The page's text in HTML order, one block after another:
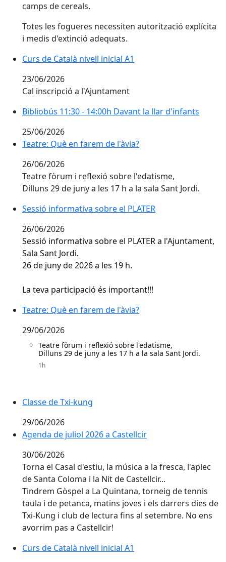
camps de cereals.
Totes les fogueres necessiten autorització explícita
i medis d'extinció adequats.
Curs de Català nivell inicial A1
23/06/2026
Cal inscripció a l'Ajuntament
Bibliobús 11:30 - 14:00h Davant la llar d'infants
Bibliobús 11:30 - 14:00h Davant la llar d'infants
25/06/2026
Teatre: Què en farem de l'àvia?
Teatre: Què en farem de l'àvia?
26/06/2026
Teatre fòrum i reflexió sobre l'edatisme,
Dilluns 29 de juny a les 17 h a la sala Sant Jordi.
Sessió informativa sobre el PLATER
Sessió informativa sobre el PLATER
26/06/2026
Sessió informativa sobre el PLATER a l'Ajuntament,
Sala Sant Jordi.
26 de juny de 2026 a les 19 h.
La teva participació és important!!!
Teatre: Què en farem de l'àvia?
Teatre: Què en farem de l'àvia?
29/06/2026
Teatre fòrum i reflexió sobre l'edatisme,
Dilluns 29 de juny a les 17 h a la sala Sant Jordi.
1h
Classe de Txi-kung
29/06/2026
Agenda de juliol 2026 a Castellcir
Agenda de juliol 2026 a Castellcir
30/06/2026
Torna el Casal d'estiu, la música a la fresca, l'aplec
de Santa Coloma i la Nit de Castellcir...
Tindrem Gòspel a La Quintana, torneig de tennis
taula i de petanca, matins joves i els darrers dies de
Txi-Kung i club de lectura fins al setembre. No ens
avorrim pas a Castellcir!
Curs de Català nivell inicial A1